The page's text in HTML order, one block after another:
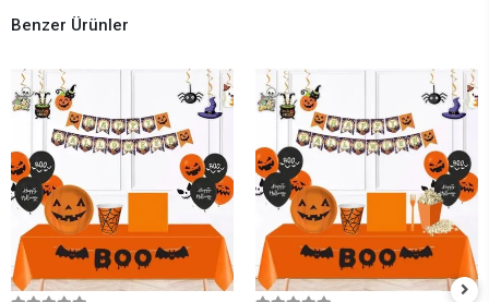
Benzer Ürünler